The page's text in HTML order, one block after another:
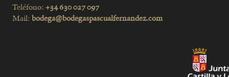
Teléfono: +34 630 027 097
Mail: bodega@bodegaspascualfernandez.com